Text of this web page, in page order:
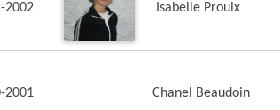
2002 Isabelle Proulx
2001 Chanel Beaudoin